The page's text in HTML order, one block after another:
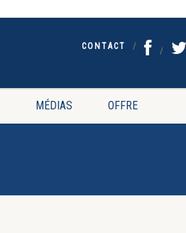
CONTACT
MÉDIAS OFFRE